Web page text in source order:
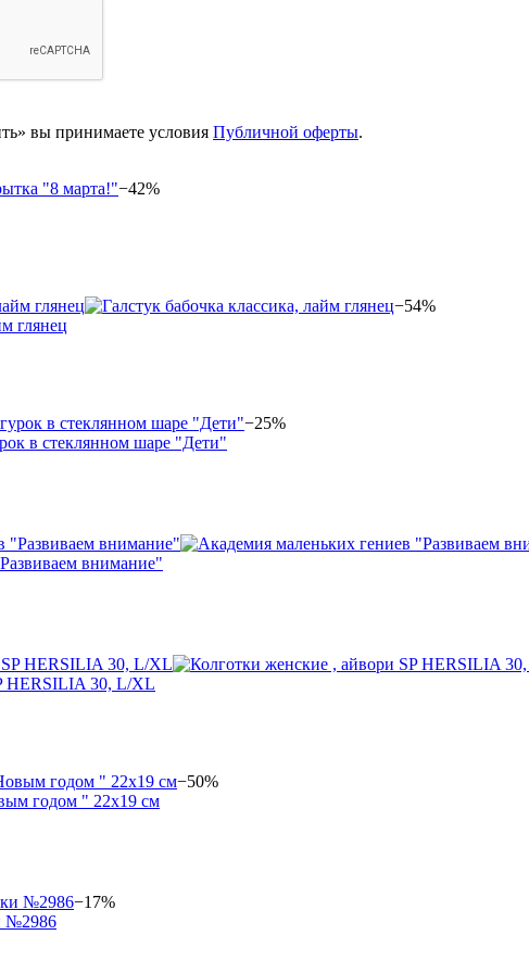
вы принимаете условия Публичной оферты.
−42%
−54%
глянец
−25%
в стеклянном шаре "Дети"
внимание"
HERSILIA 30, L/XL
−50%
годом " 22х19 см
−17%
№2986